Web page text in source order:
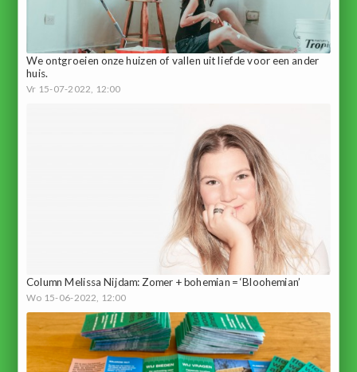
We ontgroeien onze huizen of vallen uit liefde voor een ander
huis.
Vr 15-07-2022, 12:00
Column Melissa Nijdam: Zomer + bohemian = ‘Bloohemian’
Wo 15-06-2022, 12:00